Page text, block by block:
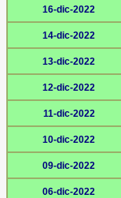
16-dic-2022
14-dic-2022
13-dic-2022
12-dic-2022
11-dic-2022
10-dic-2022
09-dic-2022
06-dic-2022